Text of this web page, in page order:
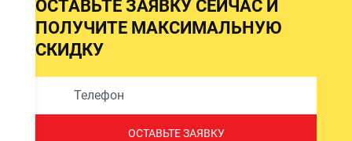
ОСТАВЬТЕ ЗАЯВКУ СЕЙЧАС И
ПОЛУЧИТЕ МАКСИМАЛЬНУЮ
СКИДКУ
ОСТАВЬТЕ ЗАЯВКУ